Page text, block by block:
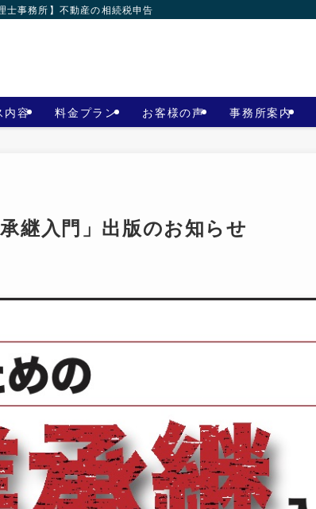
事務所】不動産の相続税申告
内容 料金プラン お客様の声 事務所案内
継入門」出版のお知らせ